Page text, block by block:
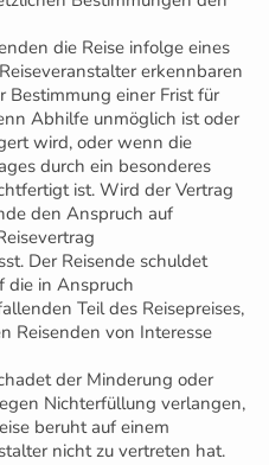
die Reise infolge eines
erkennbaren
Bestimmung einer Frist für
Abhilfe unmöglich ist oder
wird, oder wenn die
durch ein besonderes
ist. Wird der Vertrag
den Anspruch auf
Der Reisende schuldet
die in Anspruch
Teil des Reisepreises,
Reisenden von Interesse
der Minderung oder
Nichterfüllung verlangen,
beruht auf einem
nicht zu vertreten hat.